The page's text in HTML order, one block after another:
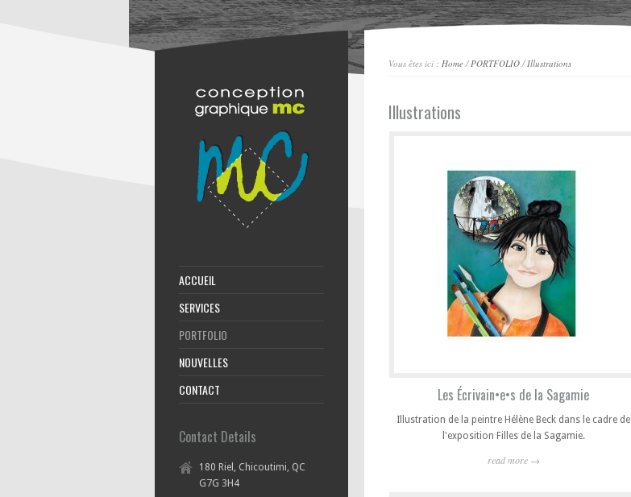
Vous êtes ici : Home/PORTFOLIO/Illustrations
Illustrations
Les Écrivain•e•s de la Sagamie
Illustration de la peintre Hélène Beck dans le cadre de
l'exposition Filles de la Sagamie.
read more →
ACCUEIL
SERVICES
PORTFOLIO
NOUVELLES
CONTACT
Contact Details
180 Riel, Chicoutimi, QC
G7G 3H4